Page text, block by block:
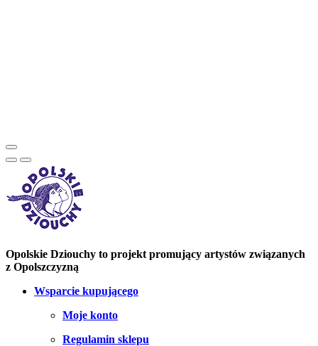
Opolskie Dziouchy to projekt promujący artystów związanych
z Opolszczyzną
Wsparcie kupującego
Moje konto
Regulamin sklepu